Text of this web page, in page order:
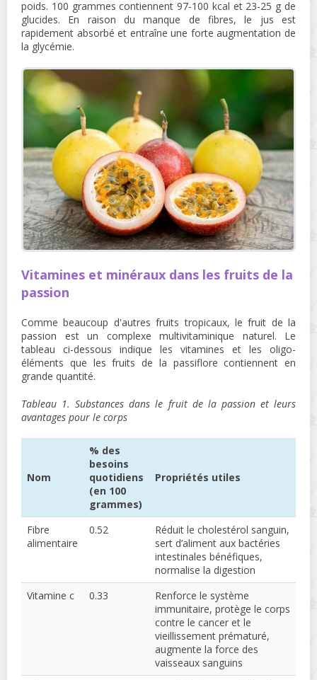
poids. 100 grammes contiennent 97-100 kcal et 23-25 ​​g de
glucides. En raison du manque de fibres, le jus est
rapidement absorbé et entraîne une forte augmentation de
la glycémie.
Vitamines et minéraux dans les fruits de la
passion
Comme beaucoup d'autres fruits tropicaux, le fruit de la
passion est un complexe multivitaminique naturel. Le
tableau ci-dessous indique les vitamines et les oligo-
éléments que les fruits de la passiflore contiennent en
grande quantité.
Tableau 1. Substances dans le fruit de la passion et leurs
avantages pour le corps
Nom
% des
besoins
quotidiens
(en 100
grammes)
Propriétés utiles
Fibre
alimentaire
0.52
Réduit le cholestérol sanguin,
sert d’aliment aux bactéries
intestinales bénéfiques,
normalise la digestion
Vitamine c
0.33
Renforce le système
immunitaire, protège le corps
contre le cancer et le
vieillissement prématuré,
augmente la force des
vaisseaux sanguins